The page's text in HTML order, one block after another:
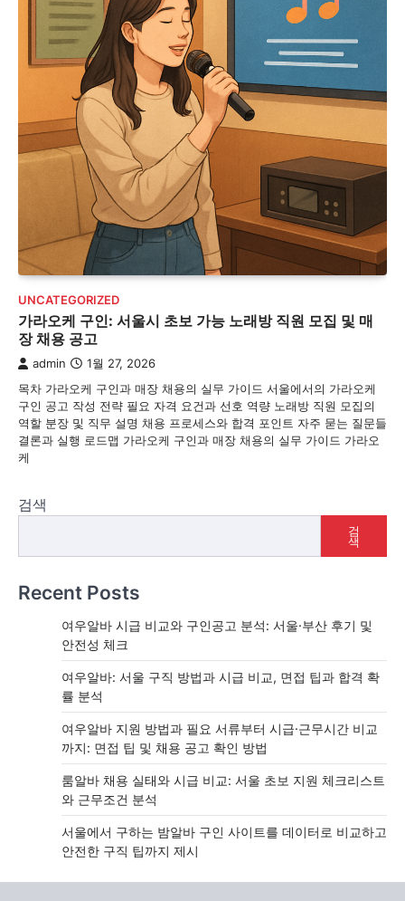
UNCATEGORIZED
가라오케 구인: 서울시 초보 가능 노래방 직원 모집 및 매
장 채용 공고
admin 1월 27, 2026
목차 가라오케 구인과 매장 채용의 실무 가이드 서울에서의 가라오케
구인 공고 작성 전략 필요 자격 요건과 선호 역량 노래방 직원 모집의
역할 분장 및 직무 설명 채용 프로세스와 합격 포인트 자주 묻는 질문들
결론과 실행 로드맵 가라오케 구인과 매장 채용의 실무 가이드 가라오
케
검색
검
색
Recent Posts
여우알바 시급 비교와 구인공고 분석: 서울·부산 후기 및
안전성 체크
여우알바: 서울 구직 방법과 시급 비교, 면접 팁과 합격 확
률 분석
여우알바 지원 방법과 필요 서류부터 시급·근무시간 비교
까지: 면접 팁 및 채용 공고 확인 방법
룸알바 채용 실태와 시급 비교: 서울 초보 지원 체크리스트
와 근무조건 분석
서울에서 구하는 밤알바 구인 사이트를 데이터로 비교하고
안전한 구직 팁까지 제시